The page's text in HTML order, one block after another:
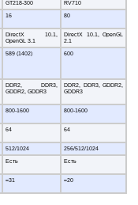
GT218-300
RV710
16 80
DirectX 10.1,
OpenGL 3.1
DirectX 10.1, OpenGL
2.1
589 (1402) 600
DDR2, DDR3,
GDDR2, GDDR3
DDR2, DDR3, GDDR2,
GDDR3
800-1600 800-1600
64 64
512/1024
256/512/1024
Есть Есть
≈31 ≈20